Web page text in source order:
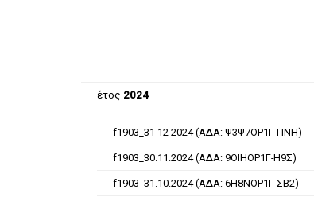
έτος 2024
f1903_31-12-2024 (ΑΔΑ: Ψ3Ψ7ΟΡ1Γ-ΠΝΗ)
f1903_30.11.2024 (ΑΔΑ: 9ΟΙΗΟΡ1Γ-Η9Σ)
f1903_31.10.2024 (ΑΔΑ: 6Η8ΝΟΡ1Γ-ΣΒ2)